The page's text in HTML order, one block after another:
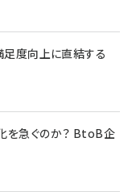
足度向上に直結する
を急ぐのか？ BtoB企